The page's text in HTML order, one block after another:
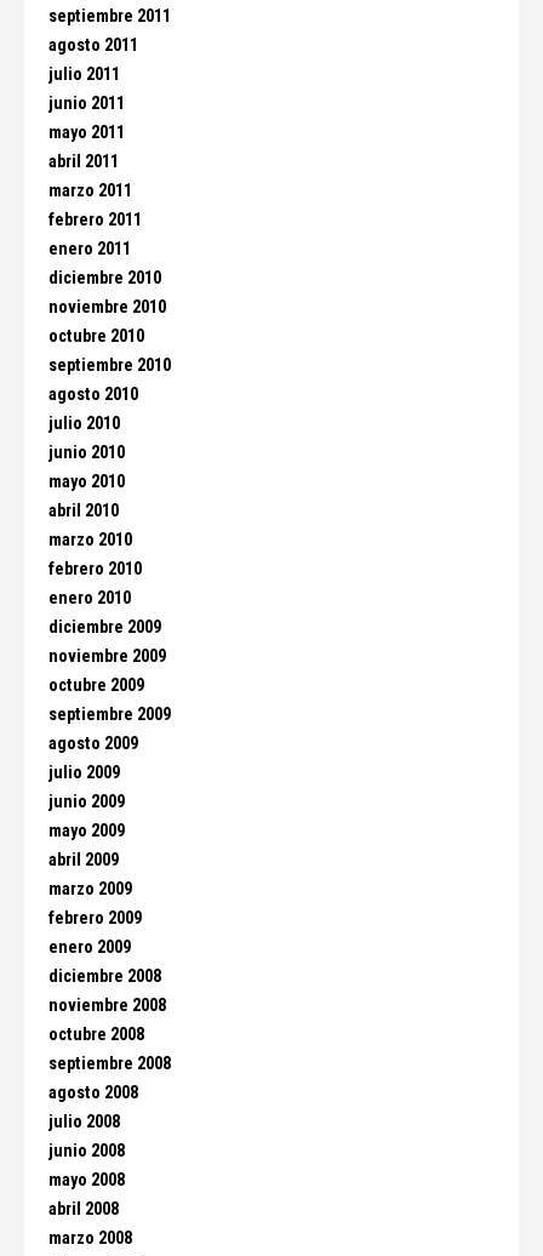
septiembre 2011
agosto 2011
julio 2011
junio 2011
mayo 2011
abril 2011
marzo 2011
febrero 2011
enero 2011
diciembre 2010
noviembre 2010
octubre 2010
septiembre 2010
agosto 2010
julio 2010
junio 2010
mayo 2010
abril 2010
marzo 2010
febrero 2010
enero 2010
diciembre 2009
noviembre 2009
octubre 2009
septiembre 2009
agosto 2009
julio 2009
junio 2009
mayo 2009
abril 2009
marzo 2009
febrero 2009
enero 2009
diciembre 2008
noviembre 2008
octubre 2008
septiembre 2008
agosto 2008
julio 2008
junio 2008
mayo 2008
abril 2008
marzo 2008